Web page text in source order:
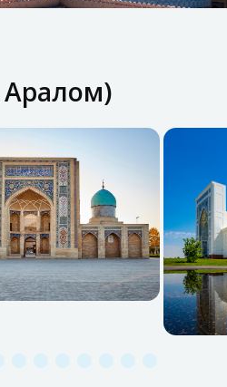
Аралом)